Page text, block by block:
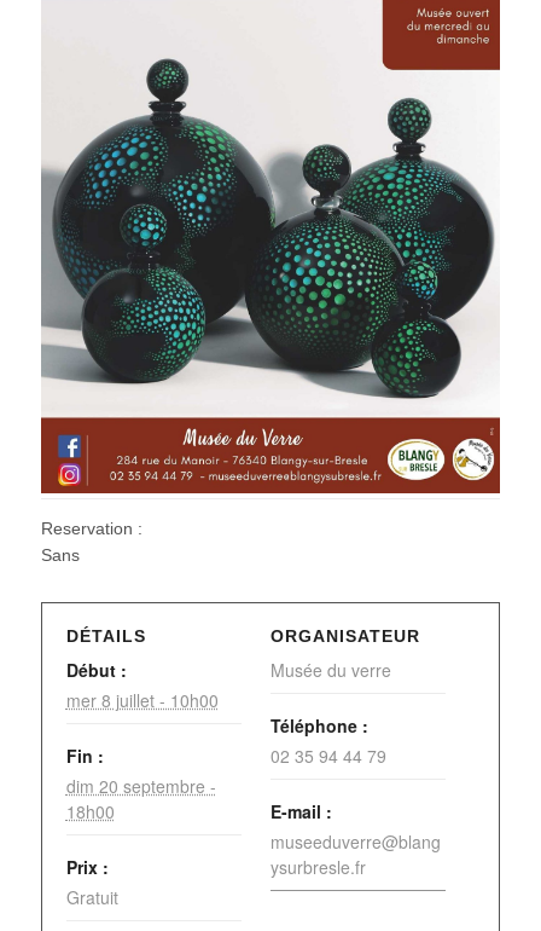
Reservation :
Sans
DÉTAILS
Début :
mer 8 juillet - 10h00
Fin :
dim 20 septembre -
18h00
Prix :
Gratuit
ORGANISATEUR
Musée du verre
Téléphone :
02 35 94 44 79
E-mail :
museeduverre@blang
ysurbresle.fr